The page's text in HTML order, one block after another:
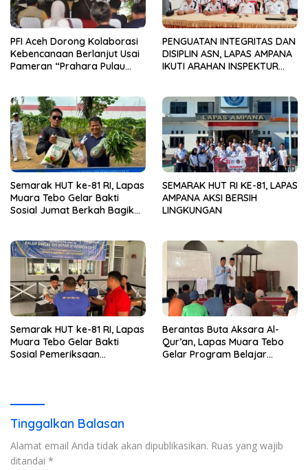
PFI Aceh Dorong Kolaborasi
Kebencanaan Berlanjut Usai
Pameran “Prahara Pulau
PENGUATAN INTEGRITAS DAN
DISIPLIN ASN, LAPAS AMPANA
IKUTI ARAHAN INSPEKTUR
Semarak HUT ke-81 RI, Lapas
Muara Tebo Gelar Bakti
Sosial Jumat Berkah Bagikan
SEMARAK HUT RI KE-81, LAPAS
AMPANA AKSI BERSIH
LINGKUNGAN
Semarak HUT ke-81 RI, Lapas
Muara Tebo Gelar Bakti
Sosial Pemeriksaan
Berantas Buta Aksara Al-
Qur’an, Lapas Muara Tebo
Gelar Program Belajar
Tinggalkan Balasan
Alamat email Anda tidak akan dipublikasikan. Ruas yang wajib
ditandai *